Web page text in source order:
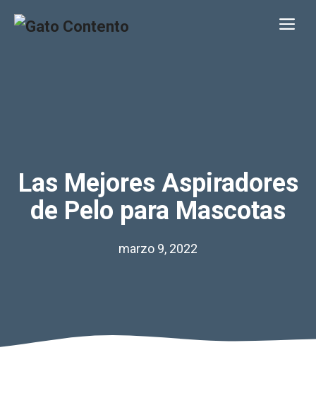
Las Mejores Aspiradores
de Pelo para Mascotas
marzo 9, 2022